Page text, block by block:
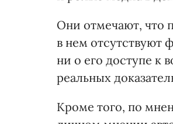
Они отмечают, что
в нем отсутствуют
ни о его доступе к
реальных
Кроме того, по